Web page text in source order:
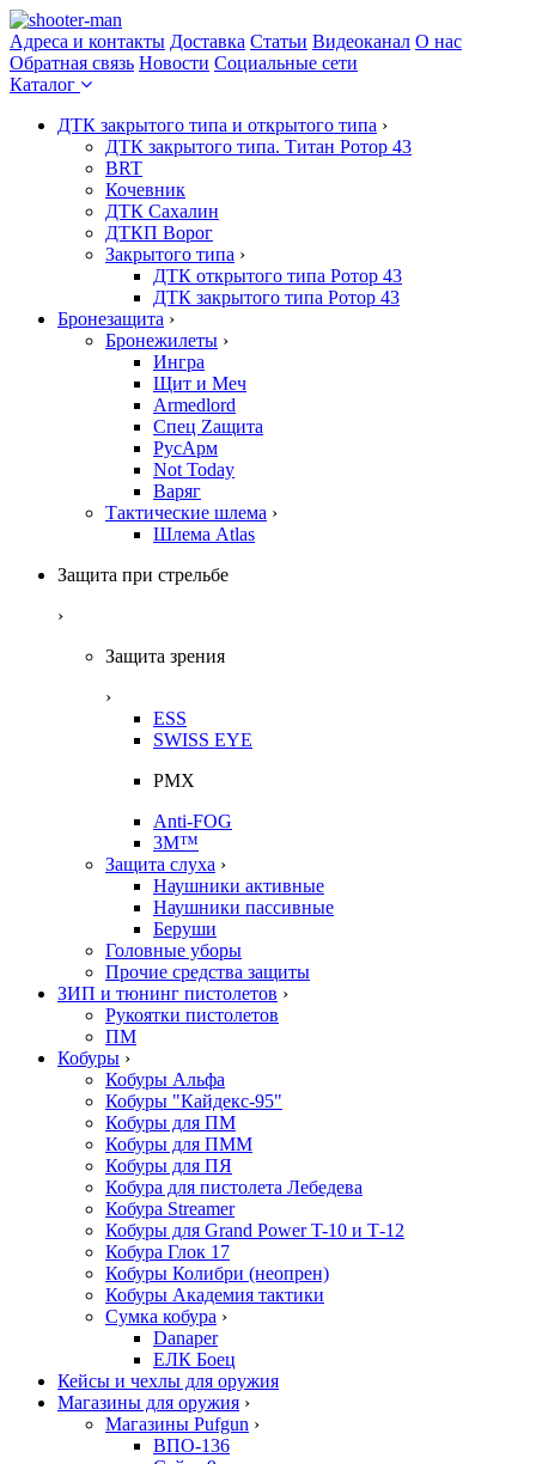
Адреса и контакты Доставка Статьи Видеоканал О нас
Обратная связь Новости Социальные сети
Каталог
ДТК закрытого типа и открытого типа ›
ДТК закрытого типа. Титан Ротор 43
BRT
Кочевник
ДТК Сахалин
ДТКП Ворог
Закрытого типа ›
ДТК открытого типа Ротор 43
ДТК закрытого типа Ротор 43
Бронезащита ›
Бронежилеты ›
Ингра
Щит и Меч
Armedlord
Спец Zащита
РусАрм
Not Today
Варяг
Тактические шлема ›
Шлема Atlas
Защита при стрельбе
›
Защита зрения
›
ESS
SWISS EYE
PMX
Anti-FOG
3M™
Защита слуха ›
Наушники активные
Наушники пассивные
Беруши
Головные уборы
Прочие средства защиты
ЗИП и тюнинг пистолетов ›
Рукоятки пистолетов
ПМ
Кобуры ›
Кобуры Альфа
Кобуры "Кайдекс-95"
Кобуры для ПМ
Кобуры для ПММ
Кобуры для ПЯ
Кобура для пистолета Лебедева
Кобура Streamer
Кобуры для Grand Power T-10 и Т-12
Кобура Глок 17
Кобуры Колибри (неопрен)
Кобуры Академия тактики
Сумка кобура ›
Danaper
ЕЛК Боец
Кейсы и чехлы для оружия
Магазины для оружия ›
Магазины Pufgun ›
ВПО-136